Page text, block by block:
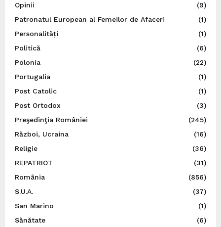
Opinii
(9)
Patronatul European al Femeilor de Afaceri
(1)
Personalități
(1)
Politică
(6)
Polonia
(22)
Portugalia
(1)
Post Catolic
(1)
Post Ortodox
(3)
Preşedinţia României
(245)
Război, Ucraina
(16)
Religie
(36)
REPATRIOT
(31)
România
(856)
S.U.A.
(37)
San Marino
(1)
Sănătate
(6)